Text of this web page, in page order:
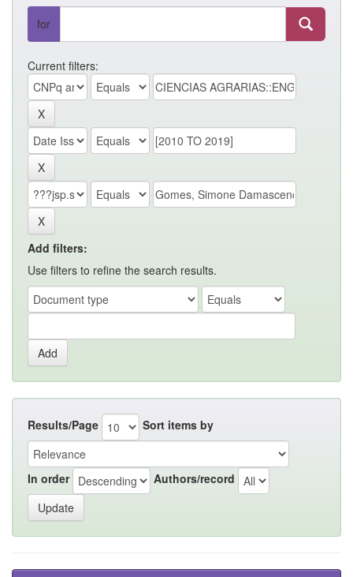
for
Current filters:
Add filters:
Use filters to refine the search results.
Results/Page Sort items by
In order Authors/record